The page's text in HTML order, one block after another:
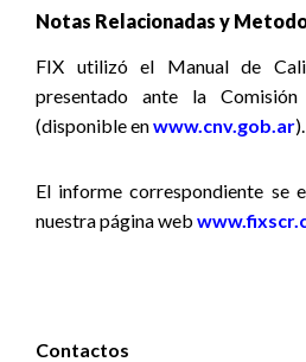
Notas Relacionadas y
FIX utilizó el Manual de
presentado ante la
(disponible enwww.cnv.gob.ar).
El informe correspondiente se
nuestra página web
Contactos